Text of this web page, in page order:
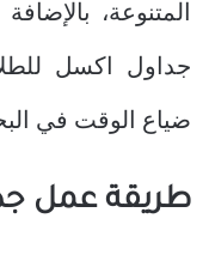
المتنوعة،
جداول اكسل
ضياع الوقت في
طريقة عمل